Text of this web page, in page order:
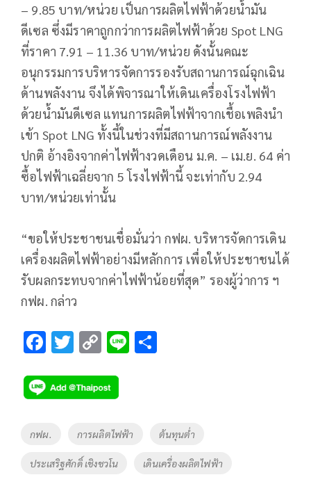
– 9.85 บาท/หน่วย เป็นการผลิตไฟฟ้าด้วยน้ำมัน
ดีเซล ซึ่งมีราคาถูกกว่าการผลิตไฟฟ้าด้วย Spot LNG
ที่ราคา 7.91 – 11.36 บาท/หน่วย ดังนั้นคณะ
อนุกรรมการบริหารจัดการรองรับสถานการณ์ฉุกเฉิน
ด้านพลังงาน จึงได้พิจารณาให้เดินเครื่องโรงไฟฟ้า
ด้วยน้ำมันดีเซล แทนการผลิตไฟฟ้าจากเชื้อเพลิงนำ
เข้า Spot LNG ทั้งนี้ในช่วงที่มีสถานการณ์พลังงาน
ปกติ อ้างอิงจากค่าไฟฟ้างวดเดือน ม.ค. – เม.ย. 64 ค่า
ซื้อไฟฟ้าเฉลี่ยจาก 5 โรงไฟฟ้านี้ จะเท่ากับ 2.94
บาท/หน่วยเท่านั้น
“ขอให้ประชาชนเชื่อมั่นว่า กฟผ. บริหารจัดการเดิน
เครื่องผลิตไฟฟ้าอย่างมีหลักการ เพื่อให้ประชาชนได้
รับผลกระทบจากค่าไฟฟ้าน้อยที่สุด” รองผู้ว่าการ ฯ
กฟผ. กล่าว
F
e
b
o
o
k
T
tt
er
C
p
y
Li
n
k
Li
Tags
กฟผ. การผลิตไฟฟ้า ต้นทุนต่ำ
ประเสริฐศักดิ์ เชิงชวโน เดินเครื่องผลิตไฟฟ้า